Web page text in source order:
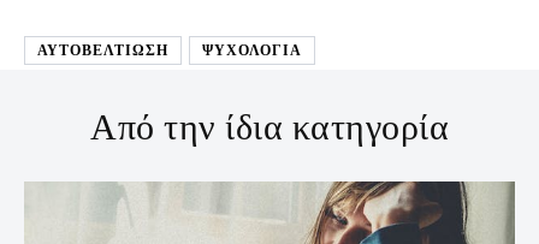
ΑΥΤΟΒΕΛΤΊΩΣΗ ΨΥΧΟΛΟΓΙΑ
Από την ίδια κατηγορία